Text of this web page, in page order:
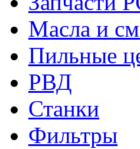
Масла и
Пильные
РВД
Станки
Фильтры